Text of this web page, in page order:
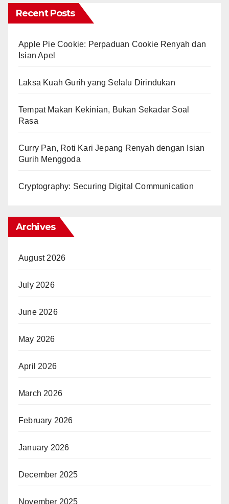
Recent Posts
Apple Pie Cookie: Perpaduan Cookie Renyah dan
Isian Apel
Laksa Kuah Gurih yang Selalu Dirindukan
Tempat Makan Kekinian, Bukan Sekadar Soal
Rasa
Curry Pan, Roti Kari Jepang Renyah dengan Isian
Gurih Menggoda
Cryptography: Securing Digital Communication
Archives
August 2026
July 2026
June 2026
May 2026
April 2026
March 2026
February 2026
January 2026
December 2025
November 2025